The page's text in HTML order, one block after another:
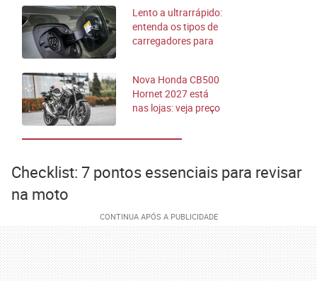
Lento a ultrarrápido:
entenda os tipos de
carregadores para
Nova Honda CB500
Hornet 2027 está
nas lojas: veja preço
Checklist: 7 pontos essenciais para revisar
na moto